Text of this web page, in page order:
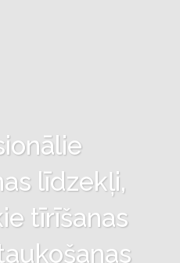
līdzekļi,
tīrīšanas